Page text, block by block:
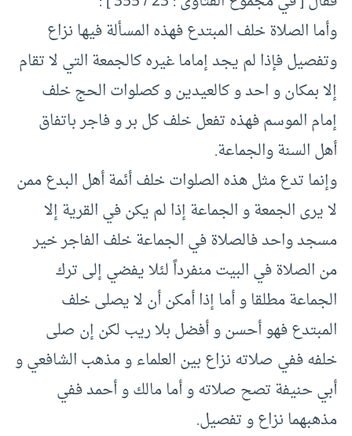
وأما الصلاة خلف المبتدع فهذه المسألة فيها نزاع
وتفصيل فإذا لم يجد إماما غيره كالجمعة التي لا تقام
إلا بمكان و احد و كالعيدين و كصلوات الحج خلف
إمام الموسم فهذه تفعل خلف كل بر و فاجر باتفاق
أهل السنة والجماعة.
وإنما تدع مثل هذه الصلوات خلف أئمة أهل البدع ممن
لا يرى الجمعة و الجماعة إذا لم يكن في القرية إلا
مسجد واحد فالصلاة في الجماعة خلف الفاجر خير
من الصلاة في البيت منفرداً لئلا يفضي إلى ترك
الجماعة مطلقا و أما إذا أمكن أن لا يصلى خلف
المبتدع فهو أحسن و أفضل بلا ريب لكن إن صلى
خلفه ففي صلاته نزاع بين العلماء و مذهب الشافعي و
أبي حنيفة تصح صلاته و أما مالك و أحمد ففي
مذهبهما نزاع و تفصيل.